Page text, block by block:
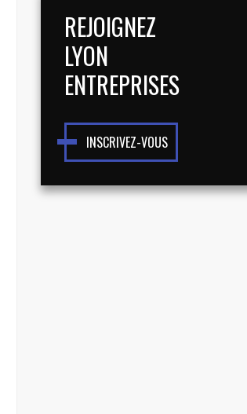
REJOIGNEZ
LYON
ENTREPRISES
INSCRIVEZ-VOUS